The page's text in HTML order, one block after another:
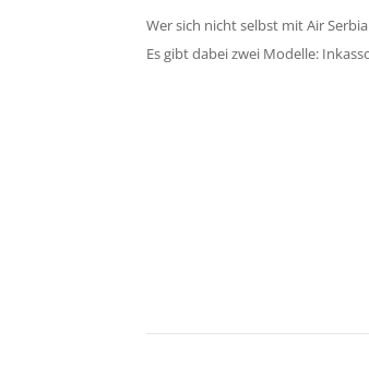
Wer sich nicht selbst mit Air
Es gibt dabei zwei Modelle: